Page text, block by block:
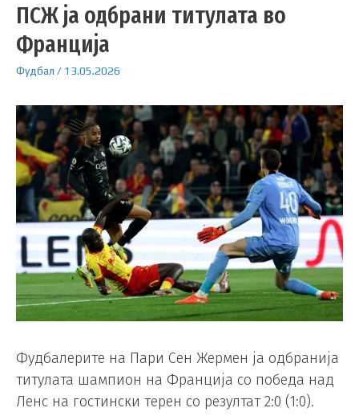
ПСЖ ја одбрани титулата во
Франција
Фудбал / 13.05.2026
Фудбалерите на Пари Сен Жермен ја одбранија
титулата шампион на Франција со победа над
Ленс на гостински терен со резултат 2:0 (1:0).